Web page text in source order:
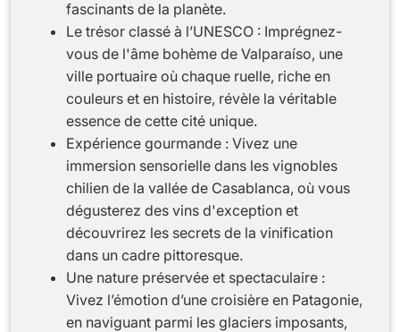
fascinants de la planète.
Le trésor classé à l’UNESCO : Imprégnez-
vous de l'âme bohème de Valparaíso, une
ville portuaire où chaque ruelle, riche en
couleurs et en histoire, révèle la véritable
essence de cette cité unique.
Expérience gourmande : Vivez une
immersion sensorielle dans les vignobles
chilien de la vallée de Casablanca, où vous
dégusterez des vins d'exception et
découvrirez les secrets de la vinification
dans un cadre pittoresque.
Une nature préservée et spectaculaire :
Vivez l’émotion d’une croisière en Patagonie,
en naviguant parmi les glaciers imposants,